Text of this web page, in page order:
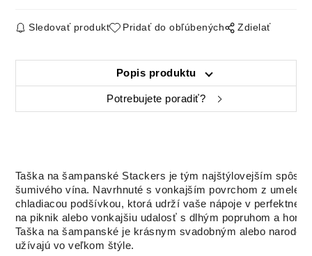
Sledovať produkt Pridať do obľúbených Zdielať
Popis produktu
Potrebujete poradiť?
Taška na šampanské Stackers je tým najštýlovejším
šumivého vína. Navrhnuté s vonkajším povrchom z umelej
chladiacou podšívkou, ktorá udrží vaše nápoje v perfektnej
na piknik alebo vonkajšiu udalosť s dlhým popruhom a
Taška na šampanské je krásnym svadobným alebo
užívajú vo veľkom štýle.